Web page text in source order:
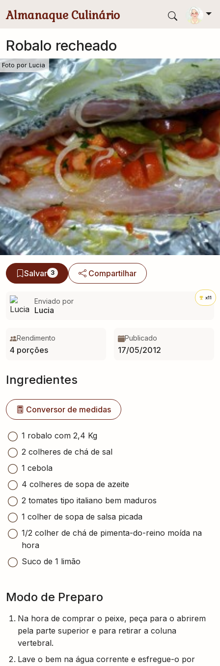
Almanaque Culinário
Robalo recheado
Foto por Lucia
Salvar 3 Compartilhar
Enviado por
Lucia
x11
Rendimento
4 porções
Publicado
17/05/2012
Ingredientes
Conversor de medidas
1 robalo com 2,4 Kg
2 colheres de chá de sal
1 cebola
4 colheres de sopa de azeite
2 tomates tipo italiano bem maduros
1 colher de sopa de salsa picada
1/2 colher de chá de pimenta-do-reino moída na
hora
Suco de 1 limão
Modo de Preparo
Na hora de comprar o peixe, peça para o abrirem
pela parte superior e para retirar a coluna
vertebral.
Lave o bem na água corrente e esfregue-o por